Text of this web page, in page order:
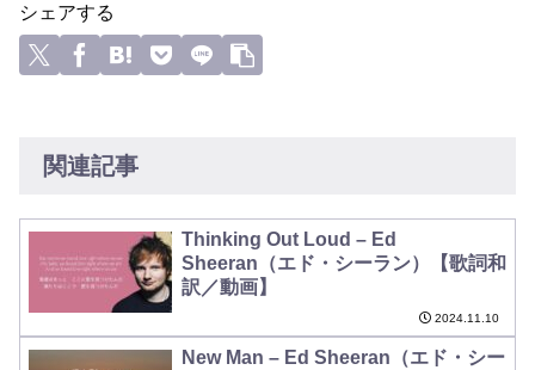
シェアする
関連記事
Thinking Out Loud – Ed
Sheeran（エド・シーラン）【歌詞和
訳／動画】
2024.11.10
New Man – Ed Sheeran（エド・シー